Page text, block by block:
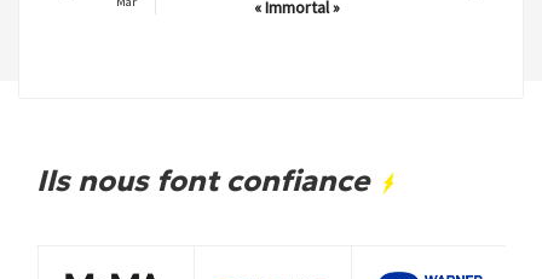
« Immortal »
Ils nous font confiance